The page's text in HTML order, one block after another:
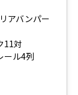
アバンパー
11対
ール4列